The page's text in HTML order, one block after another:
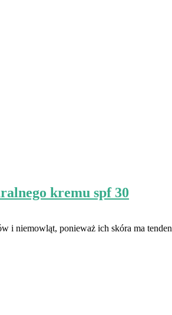
kremu spf 30
i niemowląt, ponieważ ich skóra ma